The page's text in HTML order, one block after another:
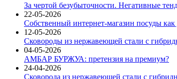
За чертой безубыточности. Негативные
22-05-2026
Собственный интернет-магазин посуды
12-05-2026
Сковороды из нержавеющей стали с
04-05-2026
АМБАР БУРЖУА: претензия на премиум?
24-04-2026
Сковорода из нержавеющей стали с